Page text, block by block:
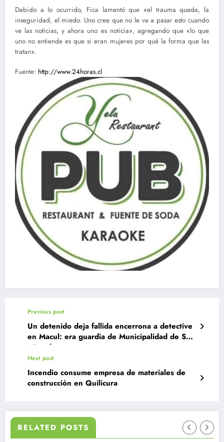
Debido a lo ocurrido, Fica lamentó que «el trauma queda, la
inseguridad, el miedo. Uno cree que no le va a pasar esto cuando
ve las noticias, y ahora uno es noticia», agregando que «lo que
uno no entiende es que si eran mujeres por qué la forma que las
tratan».
Fuente: http://www.24horas.cl
Previous post
Un detenido deja fallida encerrona a detective
en Macul: era guardia de Municipalidad de San
Miguel
Next post
Incendio consume empresa de materiales de
construcción en Quilicura
RELATED POSTS